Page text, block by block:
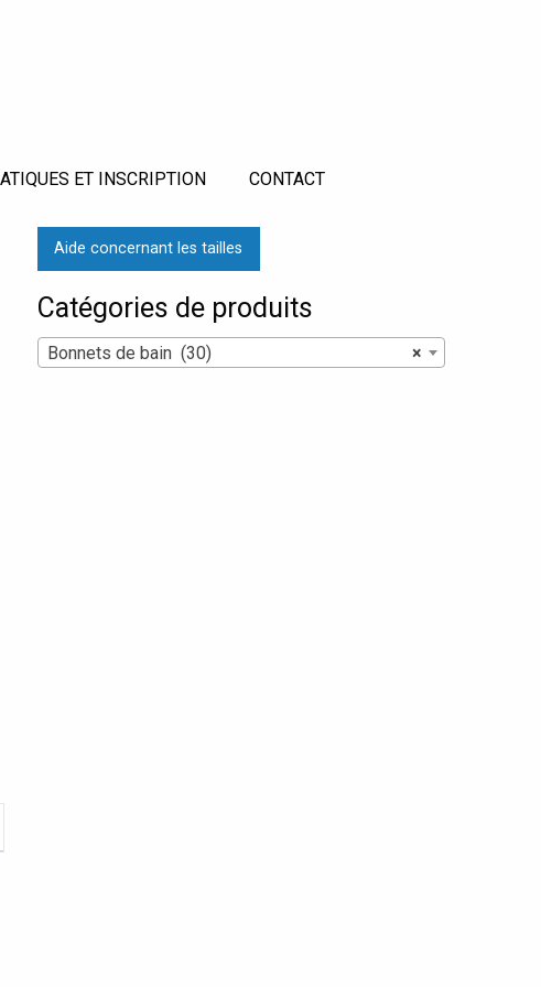
ET INSCRIPTION CONTACT
Aide concernant les tailles
Catégories de produits
×
Bonnets de bain (30)